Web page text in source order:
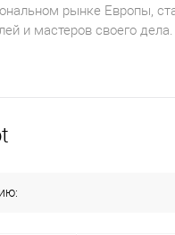
рынке Европы,
и мастеров своего дела.